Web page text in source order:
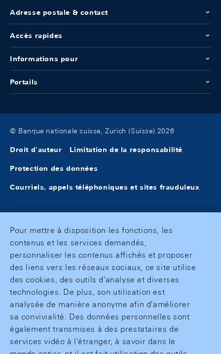
Adresse postale & contact
Accès rapides
Informations pour
Portails
© Banque nationale suisse, Zurich (Suisse) 2026
Droit d'auteur Limitation de la responsabilité
Protection des données
Courriels, appels téléphoniques et sites frauduleux
Pour mettre à disposition les fonctions, les
contenus et les services demandés,
personnaliser les contenus affichés et proposer
des liens vers les réseaux sociaux, ce site utilise
des cookies, des outils d'analyse et diverses
technologies. De plus, son utilisation est
analysée de manière anonyme afin d'améliorer
sa convivialité. Des données personnelles sont
également transmises à des prestataires de
services vidéo à l'étranger, à savoir dans le